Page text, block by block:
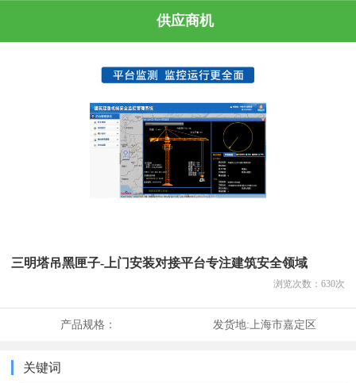
供应商机
三明塔吊黑匣子-上门安装对接平台专注建筑安全领域
浏览次数： 630次
产品规格： 发货地:上海市嘉定区
关键词